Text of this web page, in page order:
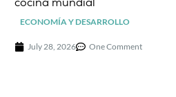
ECONOMÍA Y DESARROLLO
July 28, 2026 One Comment